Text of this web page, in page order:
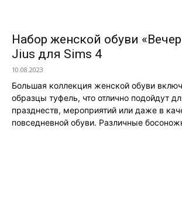
Набор женской обуви
Jius для Sims 4
10.08.2023
Большая коллекция женской обуви
образцы туфель, что отлично подойдут
празднеств, мероприятий или даже в
повседневной обуви. Различные